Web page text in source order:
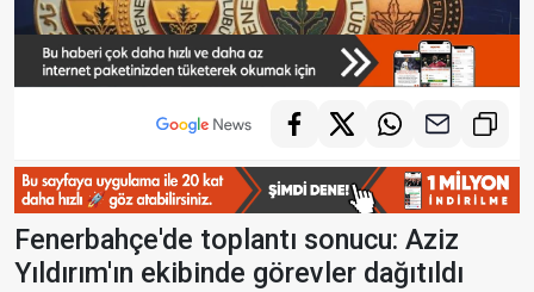
Fenerbahçe'de toplantı sonucu: Aziz
Yıldırım'ın ekibinde görevler dağıtıldı